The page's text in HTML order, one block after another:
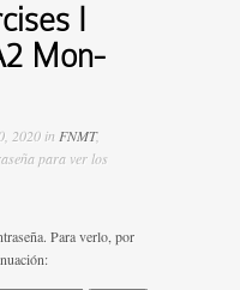
I
Mon-
2020 in FNMT,
para ver los
Para verlo, por